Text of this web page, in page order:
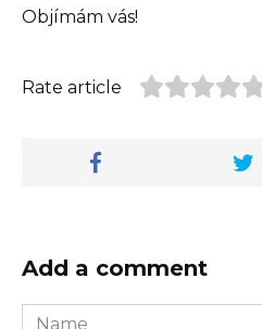
Objímám vás!
Rate article
Add a comment
Name